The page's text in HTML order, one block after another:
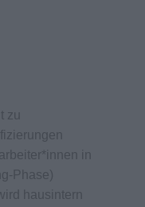
in
Phase)
hausintern